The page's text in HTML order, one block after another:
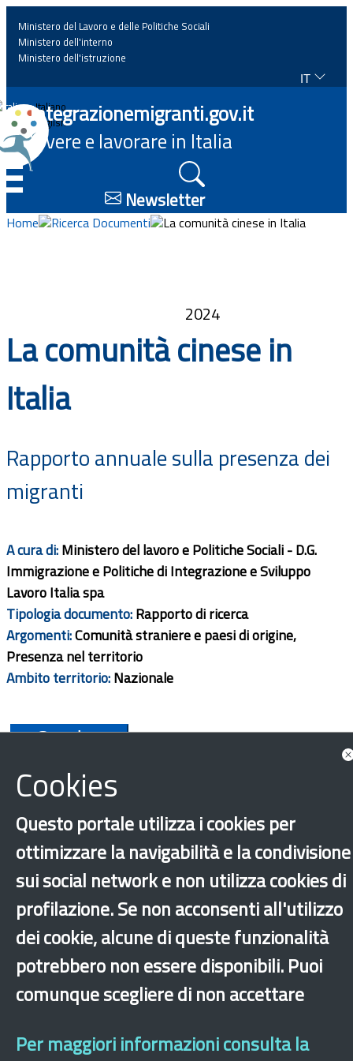
Home
News
Approfondimenti
Documenti
Bandi
Guide
Ministero del Lavoro e delle Politiche Sociali
Ministero dell'interno
Ministero dell'istruzione
IT
Italiano
English
Integrazionemigranti.gov.it
Vivere e lavorare in Italia
Newsletter
Home Ricerca Documenti La comunità cinese in Italia
2024
La comunità cinese in
Italia
Rapporto annuale sulla presenza dei
migranti
A cura di:Ministero del lavoro e Politiche Sociali - D.G.
Immigrazione e Politiche di Integrazione e Sviluppo
Lavoro Italia spa
Tipologia documento:Rapporto di ricerca
Argomenti:Comunità straniere e paesi di origine,
Presenza nel territorio
Ambito territorio:Nazionale
Scarica
Comunità straniere e Paesi d’origine
Presenza nel territorio
Rapporti di ricerca
Cina
›×
Cookies
Questo portale utilizza i cookies per
ottimizzare la navigabilità e la condivisione
sui social network e non utilizza cookies di
profilazione. Se non acconsenti all'utilizzo
dei cookie, alcune di queste funzionalità
potrebbero non essere disponibili. Puoi
comunque scegliere di non accettare
Per maggiori informazioni consulta la
Dichiarazione di accessibilità